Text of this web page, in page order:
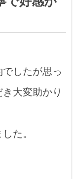
したが思っ
大変助かり
た。